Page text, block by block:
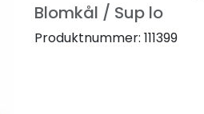
Blomkål / Sup lo
Produktnummer: 111399